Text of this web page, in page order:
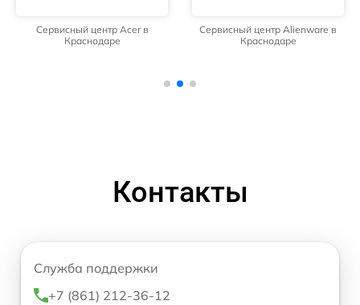
Сервисный центр Acer в
Краснодаре
Сервисный центр Alienware в
Краснодаре
Контакты
Служба поддержки
+7 (861) 212-36-12